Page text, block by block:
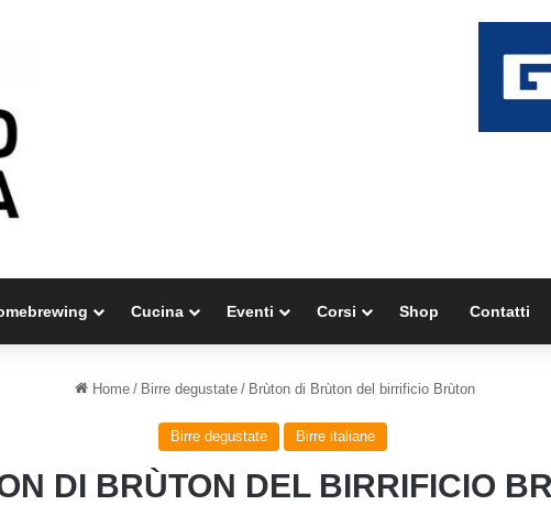
Cucina Eventi Corsi Shop Contatti
Home / Birre degustate / Brùton di Brùton del birrificio Brùton
Birre degustate Birre italiane
DI BRÙTON DEL BIRRIFICIO